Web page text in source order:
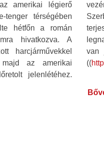
amerikai légierő
tenger térségében
hétfőn a román
hivatkozva. A
harcjárművekkel
majd az amerikai
jelenlétéhez.
van
((